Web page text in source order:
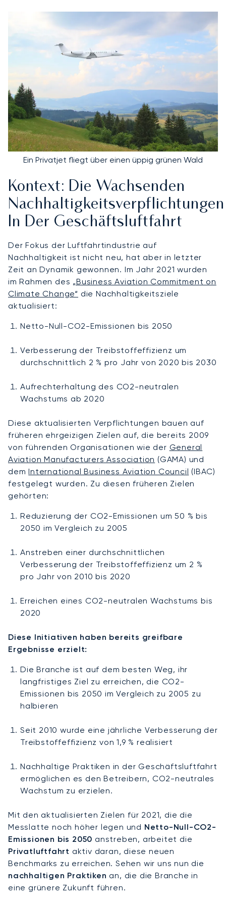
Ein Privatjet fliegt über einen üppig grünen Wald
Kontext: Die Wachsenden
Nachhaltigkeitsverpflichtungen
In Der Geschäftsluftfahrt
Der Fokus der Luftfahrtindustrie auf
Nachhaltigkeit ist nicht neu, hat aber in letzter
Zeit an Dynamik gewonnen. Im Jahr 2021 wurden
im Rahmen des „Business Aviation Commitment on
Climate Change“ die Nachhaltigkeitsziele
aktualisiert:
Netto-Null-CO2-Emissionen bis 2050
Verbesserung der Treibstoffeffizienz um
durchschnittlich 2 % pro Jahr von 2020 bis 2030
Aufrechterhaltung des CO2-neutralen
Wachstums ab 2020
Diese aktualisierten Verpflichtungen bauen auf
früheren ehrgeizigen Zielen auf, die bereits 2009
von führenden Organisationen wie der General
Aviation Manufacturers Association (GAMA) und
demInternational Business Aviation Council (IBAC)
festgelegt wurden. Zu diesen früheren Zielen
gehörten:
Reduzierung der CO2-Emissionen um 50 % bis
2050 im Vergleich zu 2005
Anstreben einer durchschnittlichen
Verbesserung der Treibstoffeffizienz um 2 %
pro Jahr von 2010 bis 2020
Erreichen eines CO2-neutralen Wachstums bis
2020
Diese Initiativen haben bereits greifbare
Ergebnisse erzielt:
Die Branche ist auf dem besten Weg, ihr
langfristiges Ziel zu erreichen, die CO2-
Emissionen bis 2050 im Vergleich zu 2005 zu
halbieren
Seit 2010 wurde eine jährliche Verbesserung der
Treibstoffeffizienz von 1,9 % realisiert
Nachhaltige Praktiken in der Geschäftsluftfahrt
ermöglichen es den Betreibern, CO2-neutrales
Wachstum zu erzielen.
Mit den aktualisierten Zielen für 2021, die die
Messlatte noch höher legen und Netto-Null-CO2-
Emissionen bis 2050 anstreben, arbeitet die
Privatluftfahrt aktiv daran, diese neuen
Benchmarks zu erreichen. Sehen wir uns nun die
nachhaltigen Praktiken an, die die Branche in
eine grünere Zukunft führen.